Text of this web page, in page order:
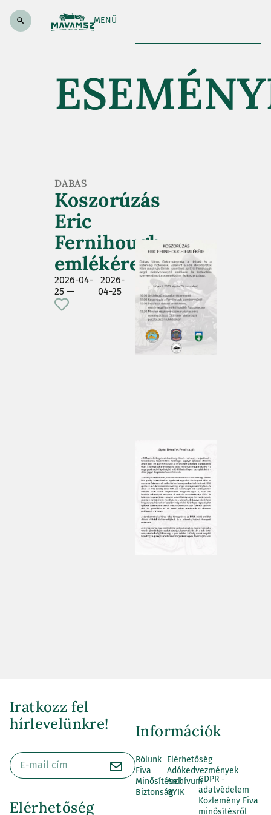
MENÜ
DABAS
Koszorúzás
Eric
Fernihough
emlékére
2026-04-
25 —
2026-
04-25
Iratkozz fel
hírlevelünkre!
Elérhetőség
Információk
Rólunk
Fiva
Minősítések
Biztonság
Elérhetőség
Adókedvezmények
Archívum
GYIK
GDPR -
adatvédelem
Közlemény Fiva
minősítésről